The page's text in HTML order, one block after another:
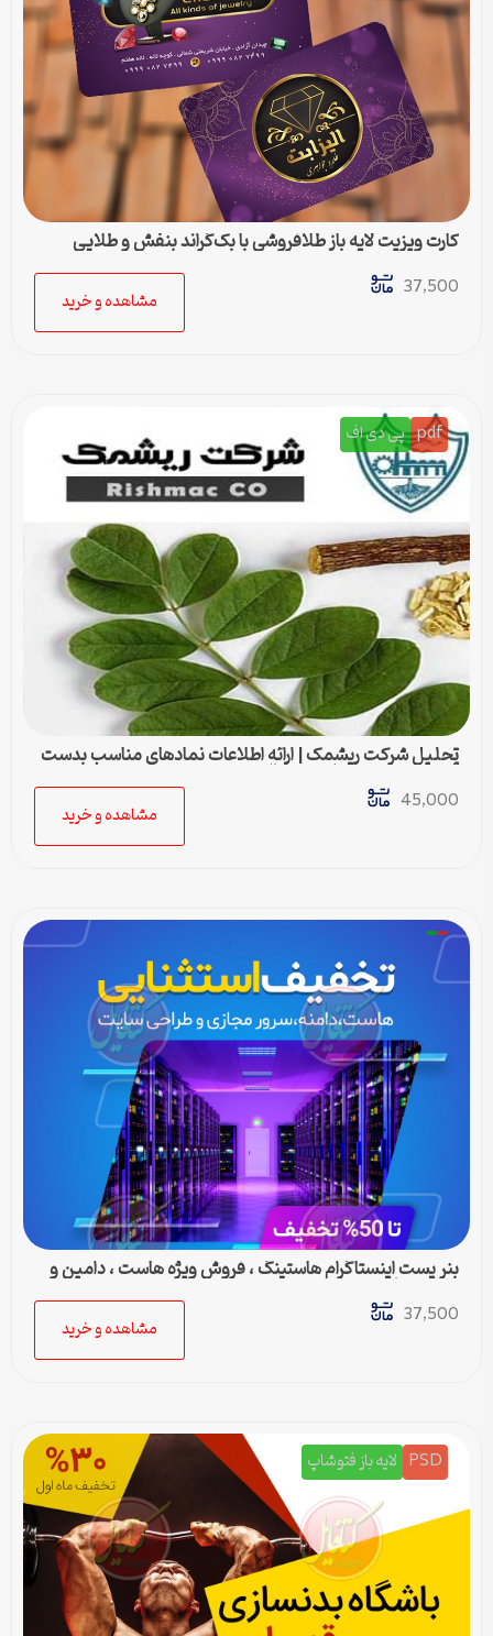
کارت ویزیت لایه باز طلافروشی با بک‌گراند بنفش و طلایی
37,500
مشاهده و خرید
pdf پی دی اف
تحلیل شرکت ریشمک | ارائه اطلاعات نمادهای مناسب بدست
آمده با رویکرد تحیلی تکنیکال
45,000
مشاهده و خرید
بنر پست اینستاگرام هاستینگ ، فروش ویژه هاست ، دامین و
سرور مجازی
37,500
مشاهده و خرید
PSD لایه باز فتوشاپ